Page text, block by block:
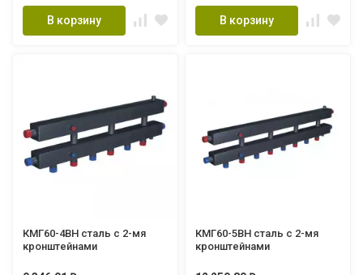
В корзину В корзину
КМГ60-4ВН сталь с 2-мя
кронштейнами
КМГ60-5ВН сталь с 2-мя
кронштейнами